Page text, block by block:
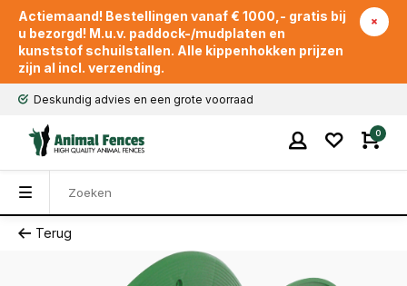
Actiemaand! Bestellingen vanaf € 1000,- gratis bij
u bezorgd! M.u.v. paddock-/mudplaten en
kunststof schuilstallen. Alle kippenhokken prijzen
zijn al incl. verzending.
Deskundig advies en een grote voorraad
0
Terug